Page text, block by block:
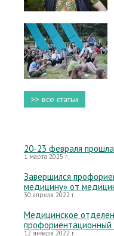
>> все статьи
20-23 февраля
1 марта 2025 г.
Завершился
медицину» от
30 апреля 2022 г.
Медицинское
профориентационный
12 января 2022 г.